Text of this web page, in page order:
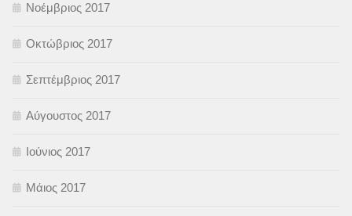
Νοέμβριος 2017
Οκτώβριος 2017
Σεπτέμβριος 2017
Αύγουστος 2017
Ιούνιος 2017
Μάιος 2017